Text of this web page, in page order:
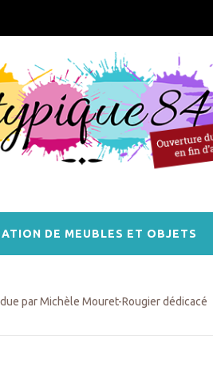
DE MEUBLES ET OBJETS
par Michèle Mouret-Rougier dédicacé